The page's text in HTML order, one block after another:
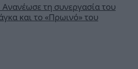
Ανανέωσε τη συνεργασία του
και το «Πρωινό» του